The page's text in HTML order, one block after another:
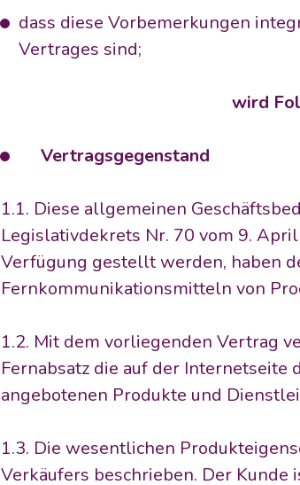
dass diese Vorbemerkungen
Vertrages sind;
wird
Vertragsgegenstand
1.1. Diese allgemeinen
Legislativdekrets Nr. 70 vom 9.
Verfügung gestellt werden, haben
Fernkommunikationsmitteln von
1.2. Mit dem vorliegenden Vertrag
Fernabsatz die auf der
angebotenen Produkte und
1.3. Die wesentlichen
Verkäufers beschrieben. Der